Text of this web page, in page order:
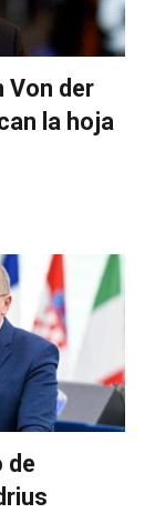
Von der
la hoja
de